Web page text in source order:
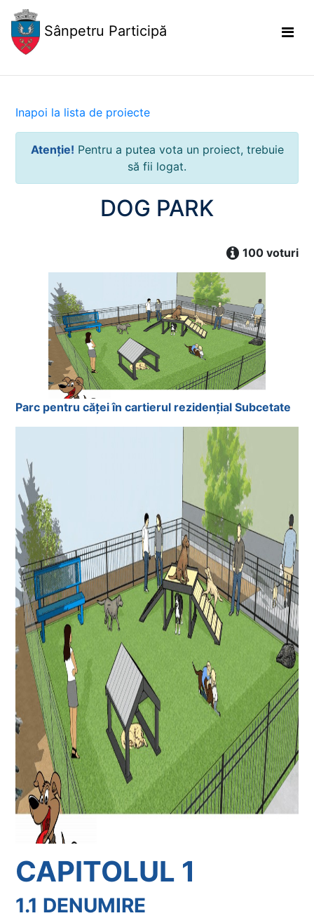
Sânpetru Participă
Inapoi la lista de proiecte
Atenție! Pentru a putea vota un proiect, trebuie
să fii logat.
DOG PARK
100 voturi
Parc pentru căței în cartierul rezidențial Subcetate
CAPITOLUL 1
1.1 DENUMIRE